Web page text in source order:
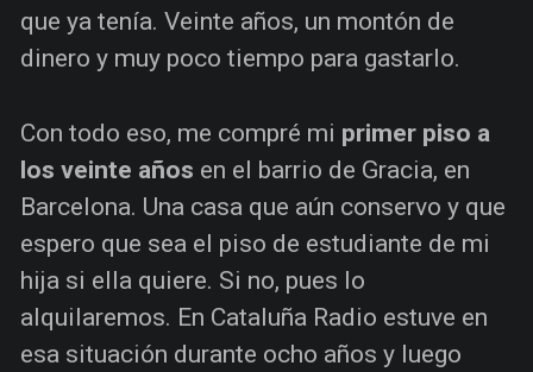
que ya tenía. Veinte años, un montón de
dinero y muy poco tiempo para gastarlo.
Con todo eso, me compré mi primer piso a
los veinte años en el barrio de Gracia, en
Barcelona. Una casa que aún conservo y que
espero que sea el piso de estudiante de mi
hija si ella quiere. Si no, pues lo
alquilaremos. En Cataluña Radio estuve en
esa situación durante ocho años y luego